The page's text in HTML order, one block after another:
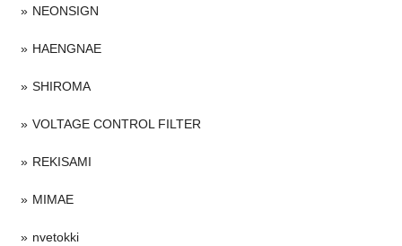
NEONSIGN
HAENGNAE
SHIROMA
VOLTAGE CONTROL FILTER
REKISAMI
MIMAE
nvetokki